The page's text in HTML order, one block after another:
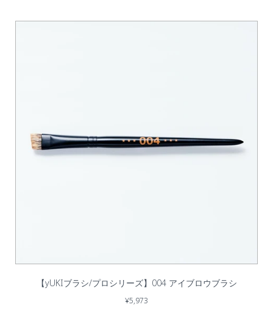
【yUKIブラシ/プロシリーズ】004 アイブロウブラシ
¥5,973